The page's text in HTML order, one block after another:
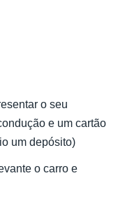
o seu
e um cartão
um depósito)
o carro e